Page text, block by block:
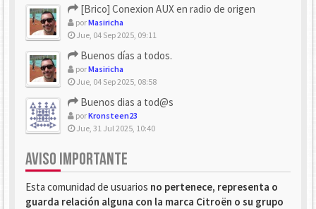
[Brico] Conexion AUX en radio de origen
porMasiricha
Jue, 04 Sep 2025, 09:11
Buenos días a todos.
porMasiricha
Jue, 04 Sep 2025, 08:58
Buenos dias a tod@s
porKronsteen23
Jue, 31 Jul 2025, 10:40
AVISO IMPORTANTE
Esta comunidad de usuarios no pertenece, representa o
guarda relación alguna con la marca Citroën o su grupo